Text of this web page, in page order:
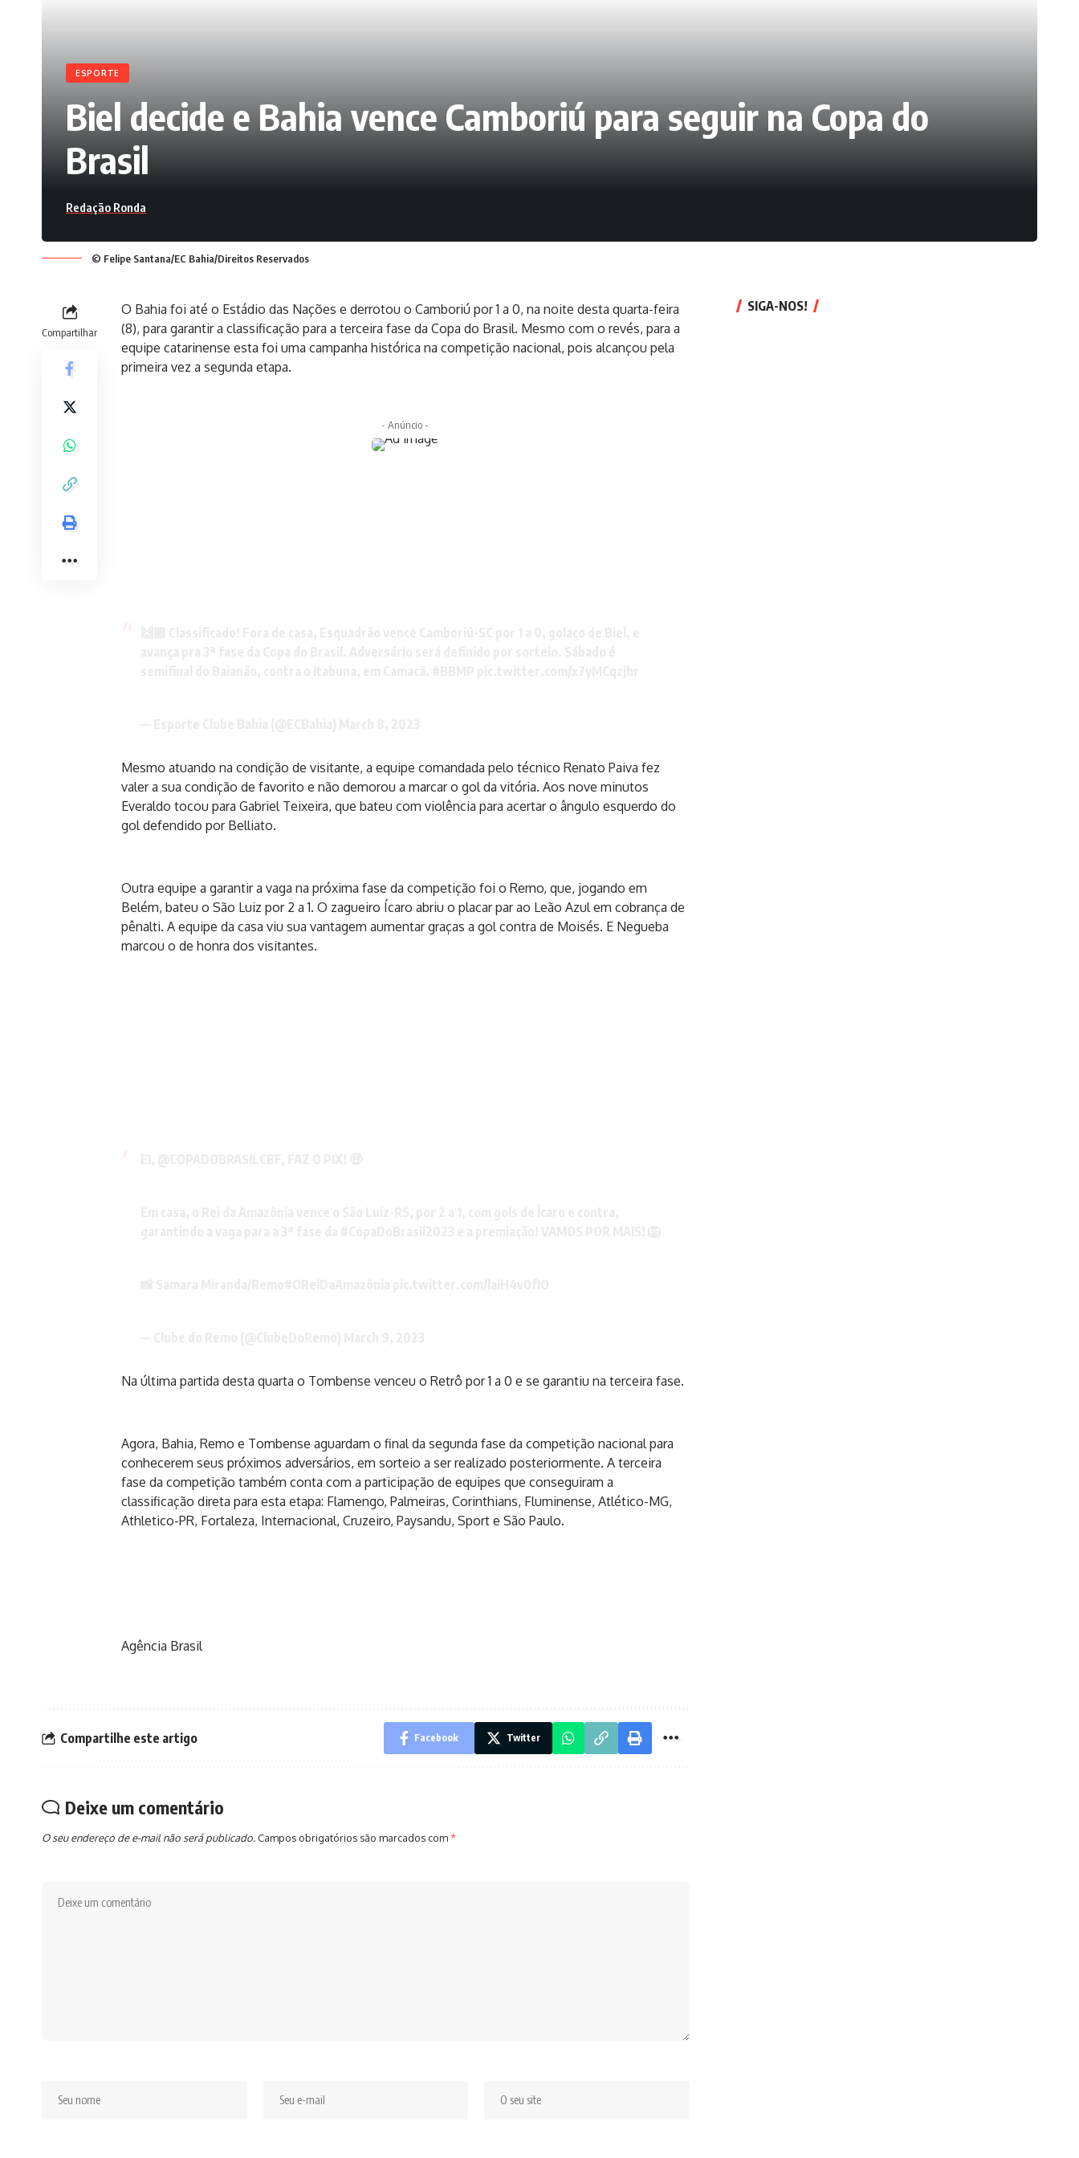
ESPORTE
Biel decide e Bahia vence Camboriú para seguir na Copa do
Brasil
Redação Ronda
© Felipe Santana/EC Bahia/Direitos Reservados
Compartilhar
O Bahia foi até o Estádio das Nações e derrotou o Camboriú por 1 a 0, na noite desta quarta-feira
(8), para garantir a classificação para a terceira fase da Copa do Brasil. Mesmo com o revés, para a
equipe catarinense esta foi uma campanha histórica na competição nacional, pois alcançou pela
primeira vez a segunda etapa.
- Anúncio -
Mesmo atuando na condição de visitante, a equipe comandada pelo técnico Renato Paiva fez
valer a sua condição de favorito e não demorou a marcar o gol da vitória. Aos nove minutos
Everaldo tocou para Gabriel Teixeira, que bateu com violência para acertar o ângulo esquerdo do
gol defendido por Belliato.
Outra equipe a garantir a vaga na próxima fase da competição foi o Remo, que, jogando em
Belém, bateu o São Luiz por 2 a 1. O zagueiro Ícaro abriu o placar par ao Leão Azul em cobrança de
pênalti. A equipe da casa viu sua vantagem aumentar graças a gol contra de Moisés. E Negueba
marcou o de honra dos visitantes.
Na última partida desta quarta o Tombense venceu o Retrô por 1 a 0 e se garantiu na terceira fase.
Agora, Bahia, Remo e Tombense aguardam o final da segunda fase da competição nacional para
conhecerem seus próximos adversários, em sorteio a ser realizado posteriormente. A terceira
fase da competição também conta com a participação de equipes que conseguiram a
classificação direta para esta etapa: Flamengo, Palmeiras, Corinthians, Fluminense, Atlético-MG,
Athletico-PR, Fortaleza, Internacional, Cruzeiro, Paysandu, Sport e São Paulo.
Agência Brasil
Compartilhe este artigo Facebook Twitter
Deixe um comentário
O seu endereço de e-mail não será publicado. Campos obrigatórios são marcados com*
SIGA-NOS!